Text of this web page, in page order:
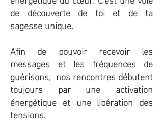
de découverte de toi et de ta
sagesse unique.
Afin de pouvoir recevoir les
messages et les fréquences de
guérisons, nos rencontres débutent
toujours par une activation
énergétique et une libération des
tensions.